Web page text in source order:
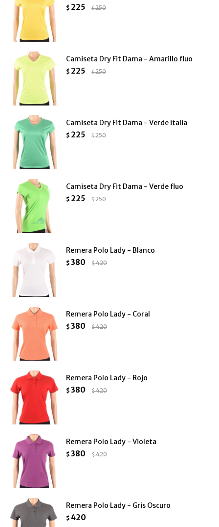
$ 225 $250
Camiseta Dry Fit Dama - Amarillo fluo
$ 225 $250
Camiseta Dry Fit Dama - Verde italia
$ 225 $250
Camiseta Dry Fit Dama - Verde fluo
$ 225 $250
Remera Polo Lady - Blanco
$ 380 $420
Remera Polo Lady - Coral
$ 380 $420
Remera Polo Lady - Rojo
$ 380 $420
Remera Polo Lady - Violeta
$ 380 $420
Remera Polo Lady - Gris Oscuro
$ 420